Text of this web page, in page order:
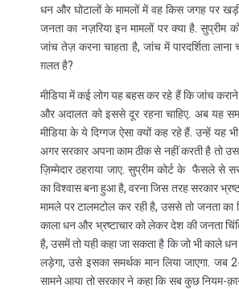
धन और घोटालों के मामलों में वह किस जगह पर
जनता का नज़रिया इन मामलों पर क्या है. सुप्रीम
जांच तेज़ करना चाहता है, जांच में पारदर्शिता लाना
ग़लत है?
मीडिया में कई लोग यह बहस कर रहे हैं कि जांच
और अदालत को इससे दूर रहना चाहिए. अब यह
मीडिया के ये दिग्गज ऐसा क्यों कह रहे हैं. उन्हें यह
अगर सरकार अपना काम ठीक से नहीं करती है तो
ज़िम्मेदार ठहराया जाए. सुप्रीम कोर्ट के फैसले से
का विश्वास बना हुआ है, वरना जिस तरह सरकार
मामले पर टालमटोल कर रही है, उससे तो जनता का
काला धन और भ्रष्टाचार को लेकर देश की जनता
है, उसमें तो यही कहा जा सकता है कि जो भी काले
लड़ेगा, उसे इसका समर्थक मान लिया जाएगा. जब
सामने आया तो सरकार ने कहा कि सब कुछ नियम-